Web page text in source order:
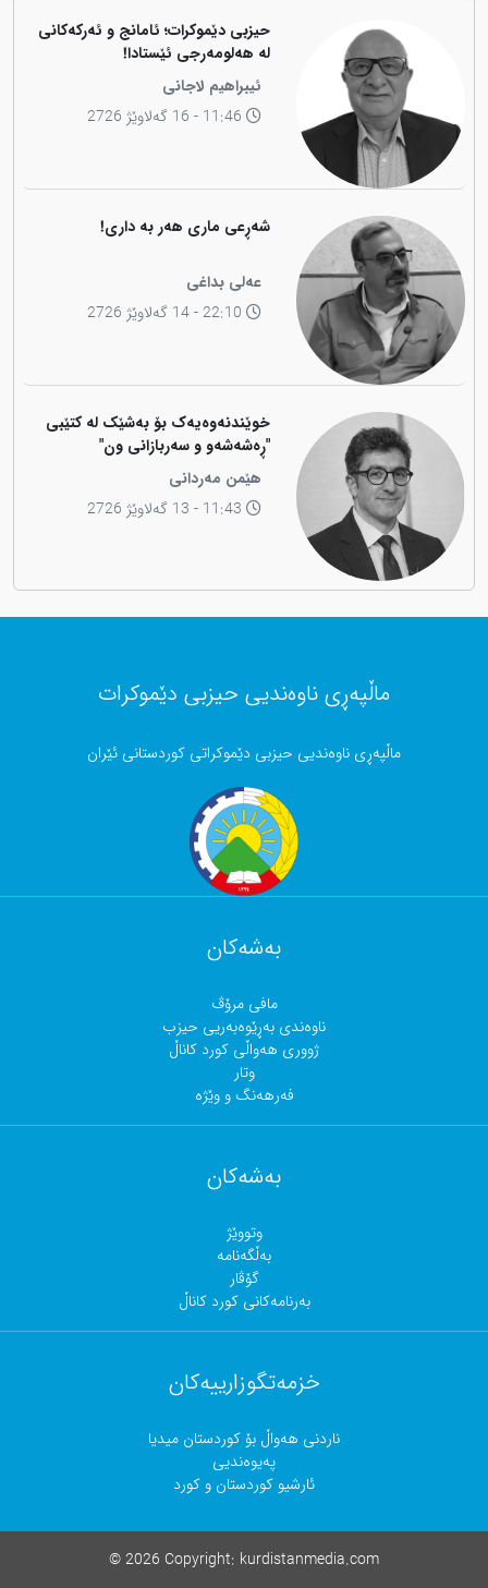
حیزبی دێموکرات؛ ئامانج و ئەرکەکانی
لە هەلومەرجی ئێستادا!
ئیبراهیم لاجانی
شەڕعی ماری هەر بە داری!
عەلی بداغی
خوێندنەوەیەک بۆ بەشێک لە کتێبی
"ڕەشەشەو و سەربازانی ون"
هێمن مەردانی
ماڵپەڕی ناوەندیی حیزبی دێموکرات
ماڵپەڕی ناوەندیی حیزبی دێموکراتی کوردستانی ئێران
بەشەکان
مافی مرۆڤ
ناوەندی بەڕێوەبەریی حیزب
ژووری هەواڵی کورد کاناڵ
وتار
فەرهەنگ و وێژە
بەشەکان
وتووێژ
بەڵگەنامە
گۆڤار
بەرنامەکانی کورد کاناڵ
خزمەتگوزارییەکان
ناردنی هەواڵ بۆ کوردستان میدیا
پەیوەندیی
ئارشیو کوردستان و کورد
© 2026 Copyright: kurdistanmedia.com